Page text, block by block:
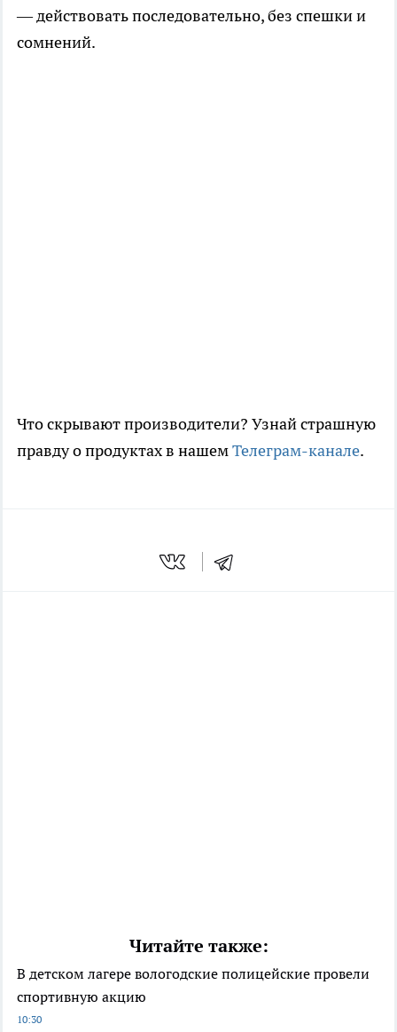
— действовать последовательно, без спешки и
сомнений.
Что скрывают производители? Узнай страшную
правду о продуктах в нашемТелеграм-канале.
Читайте также:
В детском лагере вологодские полицейские провели
спортивную акцию
10:30